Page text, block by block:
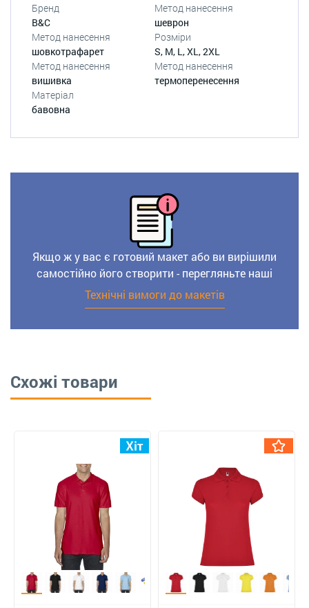
Бренд
B&C
Метод нанесення
шеврон
Метод нанесення
шовкотрафарет
Розміри
S, M, L, XL, 2XL
Метод нанесення
вишивка
Метод нанесення
термоперенесення
Матеріал
бавовна
Якщо ж у вас є готовий макет або ви вирішили
самостійно його створити - перегляньте наші
Технічні вимоги до макетів
Схожі товари